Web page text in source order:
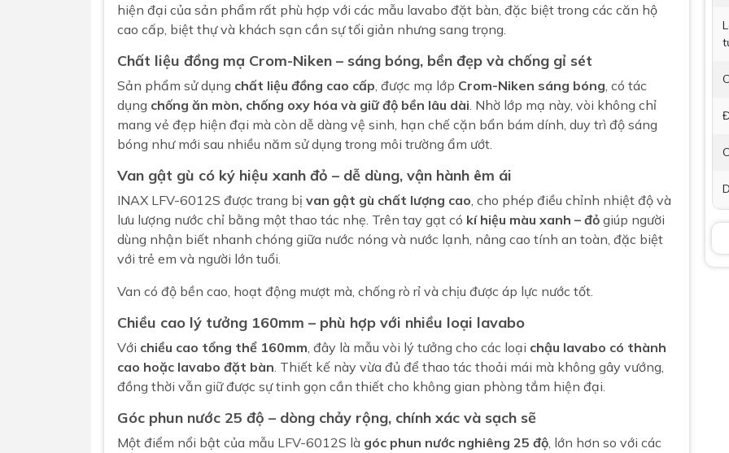
Combo thiết bị vệ sinh cao cấp
hiện đại của sản phẩm rất phù hợp với các mẫu lavabo đặt bàn, đặc biệt trong các căn hộ
cao cấp, biệt thự và khách sạn cần sự tối giản nhưng sang trọng.
Chất liệu đồng mạ Crom-Niken – sáng bóng, bền đẹp và chống gỉ sét
Sản phẩm sử dụng chất liệu đồng cao cấp, được mạ lớp Crom-Niken sáng bóng, có tác
dụng chống ăn mòn, chống oxy hóa và giữ độ bền lâu dài. Nhờ lớp mạ này, vòi không chỉ
mang vẻ đẹp hiện đại mà còn dễ dàng vệ sinh, hạn chế cặn bẩn bám dính, duy trì độ sáng
bóng như mới sau nhiều năm sử dụng trong môi trường ẩm ướt.
Van gật gù có ký hiệu xanh đỏ – dễ dùng, vận hành êm ái
INAX LFV-6012S được trang bị van gật gù chất lượng cao, cho phép điều chỉnh nhiệt độ và
lưu lượng nước chỉ bằng một thao tác nhẹ. Trên tay gạt có kí hiệu màu xanh – đỏ giúp người
dùng nhận biết nhanh chóng giữa nước nóng và nước lạnh, nâng cao tính an toàn, đặc biệt
với trẻ em và người lớn tuổi.
Van có độ bền cao, hoạt động mượt mà, chống rò rỉ và chịu được áp lực nước tốt.
Chiều cao lý tưởng 160mm – phù hợp với nhiều loại lavabo
Với chiều cao tổng thể 160mm, đây là mẫu vòi lý tưởng cho các loại chậu lavabo có thành
cao hoặc lavabo đặt bàn. Thiết kế này vừa đủ để thao tác thoải mái mà không gây vướng,
đồng thời vẫn giữ được sự tinh gọn cần thiết cho không gian phòng tắm hiện đại.
Góc phun nước 25 độ – dòng chảy rộng, chính xác và sạch sẽ
Một điểm nổi bật của mẫu LFV-6012S là góc phun nước nghiêng 25 độ, lớn hơn so với các